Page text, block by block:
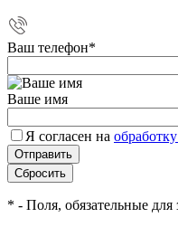
Ваш телефон*
Ваше имя
Я согласен на
* - Поля, обязательные для